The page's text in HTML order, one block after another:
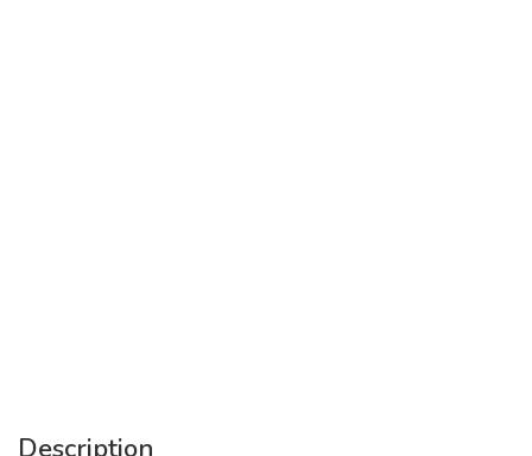
Description